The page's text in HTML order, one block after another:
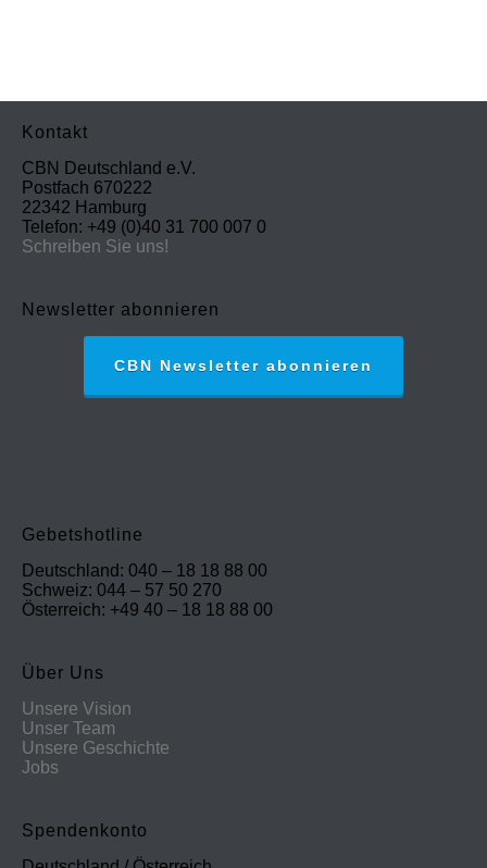
Kontakt
CBN Deutschland e.V.
Postfach 670222
22342 Hamburg
Telefon: +49 (0)40 31 700 007 0
Schreiben Sie uns!
Newsletter abonnieren
CBN Newsletter abonnieren
Gebetshotline
Deutschland: 040 – 18 18 88 00
Schweiz: 044 – 57 50 270
Österreich: +49 40 – 18 18 88 00
Über Uns
Unsere Vision
Unser Team
Unsere Geschichte
Jobs
Spendenkonto